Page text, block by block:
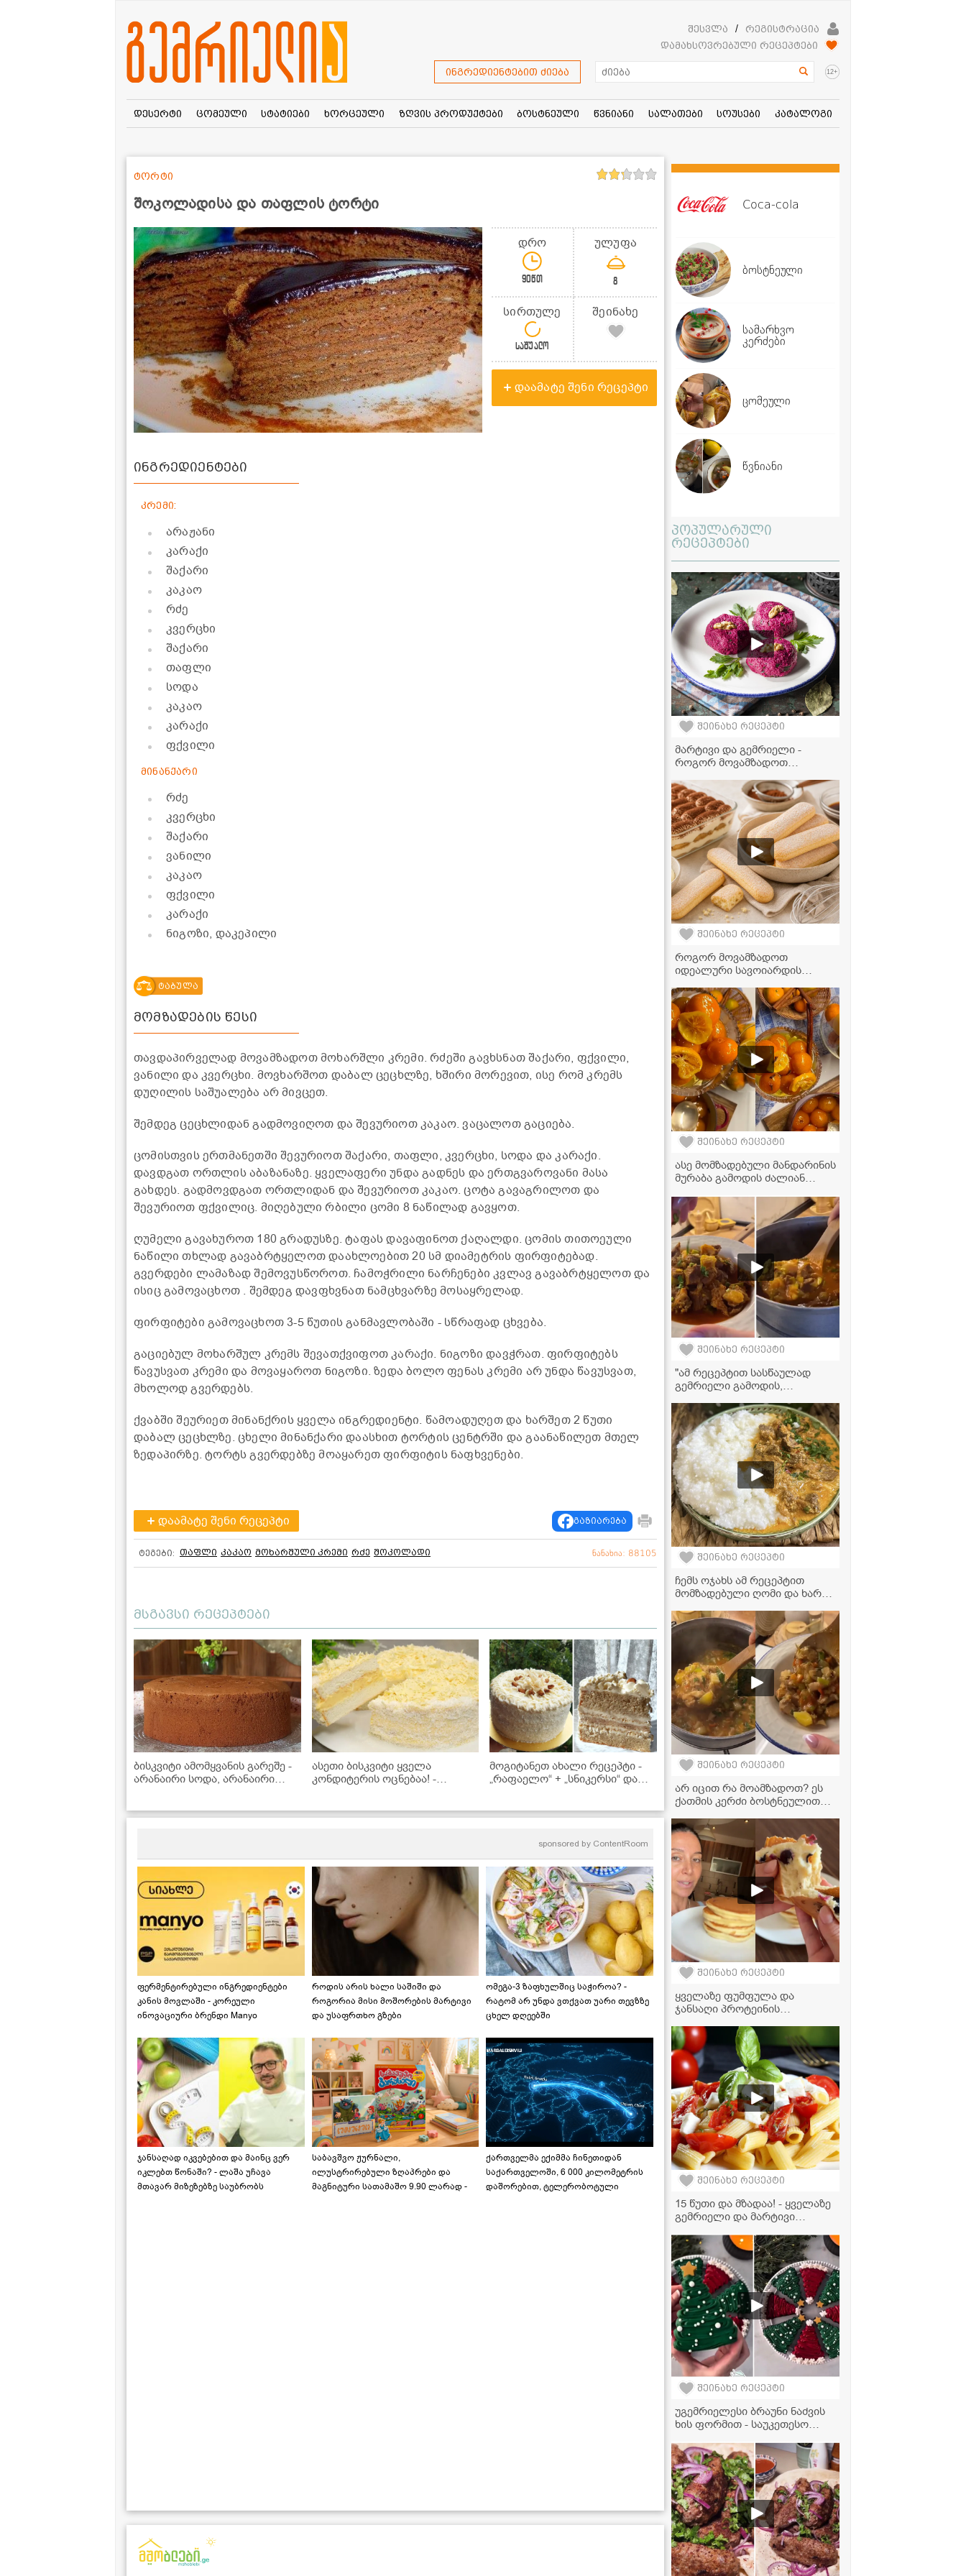
შესვლა /
რეგისტრაცია
დამახსოვრებული რეცეპტები
ინგრედიენტებით ძიება 12+
დესერტი ცომეული სტატიები ხორცეული ზღვის პროდუქტები ბოსტნეული წვნიანი სალათები სოუსები კატალოგი
შოკოლადისა და თაფლის ტორტი
ტორტი
დრო
90წთ
ულუფა
8
სირთულე
საშუალო
შეინახე
დაამატე შენი რეცეპტი
ინგრედიენტები
კრემი:
არაჟანი
კარაქი
შაქარი
კაკაო
რძე
კვერცხი
შაქარი
თაფლი
სოდა
კაკაო
კარაქი
ფქვილი
მინანქარი
რძე
კვერცხი
შაქარი
ვანილი
კაკაო
ფქვილი
კარაქი
ნიგოზი, დაკეპილი
ტაბულა
მომზადების წესი
თავდაპირველად მოვამზადოთ მოხარშლი კრემი. რძეში გავხსნათ შაქარი, ფქვილი,
ვანილი და კვერცხი. მოვხარშოთ დაბალ ცეცხლზე, ხშირი მორევით, ისე რომ კრემს
დუღილის საშუალება არ მივცეთ.
შემდეგ ცეცხლიდან გადმოვიღოთ და შევურიოთ კაკაო. ვაცალოთ გაციება.
ცომისთვის ერთმანეთში შევურიოთ შაქარი, თაფლი, კვერცხი, სოდა და კარაქი.
დავდგათ ორთლის აბაზანაზე. ყველაფერი უნდა გადნეს და ერთგვაროვანი მასა
გახდეს. გადმოვდგათ ორთლიდან და შევურიოთ კაკაო. ცოტა გავაგრილოთ და
შევურიოთ ფქვილიც. მიღებული რბილი ცომი 8 ნაწილად გავყოთ.
ღუმელი გავახუროთ 180 გრადუსზე. ტაფას დავაფინოთ ქაღალდი. ცომის თითოეული
ნაწილი თხლად გავაბრტყელოთ დაახლოებით 20 სმ დიამეტრის ფირფიტებად.
გვერდები ლამაზად შემოვუსწოროთ. ჩამოჭრილი ნარჩენები კვლავ გავაბრტყელოთ და
ისიც გამოვაცხოთ . შემდეგ დავფხვნათ ნამცხვარზე მოსაყრელად.
ფირფიტები გამოვაცხოთ 3-5 წუთის განმავლობაში - სწრაფად ცხვება.
გაციებულ მოხარშულ კრემს შევათქვიფოთ კარაქი. ნიგოზი დავჭრათ. ფირფიტებს
წავუსვათ კრემი და მოვაყაროთ ნიგოზი. ზედა ბოლო ფენას კრემი არ უნდა წავუსვათ,
მხოლოდ გვერდებს.
ქვაბში შეურიეთ მინანქრის ყველა ინგრედიენტი. წამოადუღეთ და ხარშეთ 2 წუთი
დაბალ ცეცხლზე. ცხელი მინანქარი დაასხით ტორტის ცენტრში და გაანაწილეთ მთელ
ზედაპირზე. ტორტს გვერდებზე მოაყარეთ ფირფიტის ნაფხვენები.
დაამატე შენი რეცეპტი გაზიარება
ტეგები: თაფლი კაკაო მოხარშული კრემი რძე შოკოლადი ნანახია: 88105
მსგავსი რეცეპტები
ბისკვიტი ამომყვანის გარეშე -
არანაირი სოდა, არანაირი
ასეთი ბისკვიტი ყველა
კონდიტერის ოცნებაა! -
მოგიტანეთ ახალი რეცეპტი -
„რაფაელო“ + „სნიკერსი“ და
sponsored by ContentRoom
ფერმენტირებული ინგრედიენტები
კანის მოვლაში - კორეული
ინოვაციური ბრენდი Manyo
როდის არის ხალი საშიში და
როგორია მისი მოშორების მარტივი
და უსაფრთხო გზები
ომეგა-3 ზაფხულშიც საჭიროა? -
რატომ არ უნდა ვთქვათ უარი თევზზე
ცხელ დღეებში
ჯანსაღად იკვებებით და მაინც ვერ
იკლებთ წონაში? - ლაშა უჩავა
მთავარ მიზეზებზე საუბრობს
საბავშვო ჟურნალი,
ილუსტრირებული ზღაპრები და
მაგნიტური სათამაშო 9.90 ლარად -
ქართველმა ექიმმა ჩინეთიდან
საქართველოში, 6 000 კილომეტრის
დაშორებით, ტელერობოტული
Coca-cola
ბოსტნეული
სამარხვო
კერძები
ცომეული
წვნიანი
პოპულარული
რეცეპტები
შეინახე რეცეპტი
მარტივი და გემრიელი -
როგორ მოვამზადოთ
შეინახე რეცეპტი
როგორ მოვამზადოთ
იდეალური სავოიარდის
ნაბიჯ რეცეპტი
ტირამისუსთვის
შეინახე რეცეპტი
ასე მომზადებული მანდარინის
მურაბა გამოდის ძალიან
და აქვს ნაზი ციტრუსის
სიტკბო
შეინახე რეცეპტი
"ამ რეცეპტით სასწაულად
გემრიელი გამოდის,
ოსტრის ვიდერეცეპტი
შეინახე რეცეპტი
ჩემს ოჯახს ამ რეცეპტით
მომზადებული ღომი და ხარჩო
ვიდეორეცეპტი
შეინახე რეცეპტი
არ იცით რა მოამზადოთ? ეს
ქათმის კერძი ბოსტნეულით
გახდება!
შეინახე რეცეპტი
ყველაზე ფუმფულა და
ჯანსაღი პროტეინის
მზადდება ძალიან მარტივად
შეინახე რეცეპტი
15 წუთი და მზადაა! - ყველაზე
გემრიელი და მარტივი
შეინახე რეცეპტი
უგემრიელესი ბრაუნი ნაძვის
ხის ფორმით - საუკეთესო
გასაფორმებლად